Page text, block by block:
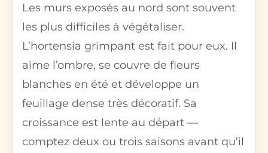
Les murs exposés au nord sont souvent
les plus difficiles à végétaliser.
L’hortensia grimpant est fait pour eux. Il
aime l’ombre, se couvre de fleurs
blanches en été et développe un
feuillage dense très décoratif. Sa
croissance est lente au départ —
comptez deux ou trois saisons avant qu’il